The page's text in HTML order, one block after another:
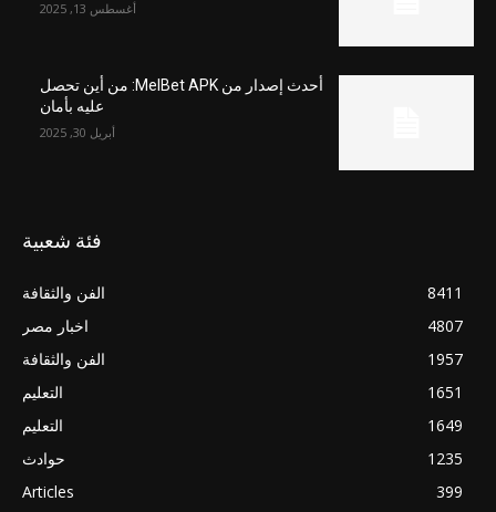
أغسطس 13, 2025
أحدث إصدار من MelBet APK: من أين تحصل
عليه بأمان
أبريل 30, 2025
فئة شعبية
الفن والثقافة
8411
اخبار مصر
4807
الفن والثقافة
1957
التعليم
1651
التعليم
1649
حوادث
1235
Articles
399